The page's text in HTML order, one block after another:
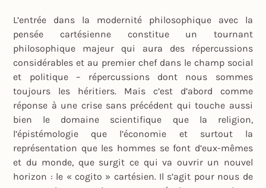
L’entrée dans la modernité philosophique avec la
pensée cartésienne constitue un tournant
philosophique majeur qui aura des répercussions
considérables et au premier chef dans le champ social
et politique – répercussions dont nous sommes
toujours les héritiers. Mais c’est d’abord comme
réponse à une crise sans précédent qui touche aussi
bien le domaine scientifique que la religion,
l’épistémologie que l’économie et surtout la
représentation que les hommes se font d’eux-mêmes
et du monde, que surgit ce qui va ouvrir un nouvel
horizon : le « cogito » cartésien. Il s’agit pour nous de